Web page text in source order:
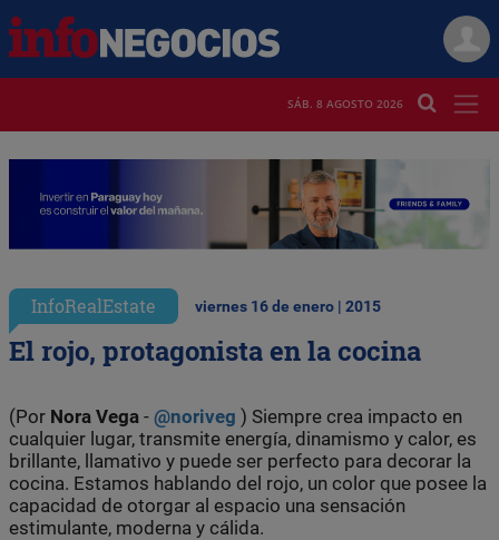
SÁB. 8 AGOSTO 2026
InfoRealEstate viernes 16 de enero | 2015
El rojo, protagonista en la cocina
(Por Nora Vega - @noriveg ) Siempre crea impacto en
cualquier lugar, transmite energía, dinamismo y calor, es
brillante, llamativo y puede ser perfecto para decorar la
cocina. Estamos hablando del rojo, un color que posee la
capacidad de otorgar al espacio una sensación
estimulante, moderna y cálida.